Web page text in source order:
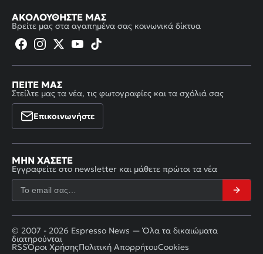
ΑΚΟΛΟΥΘΉΣΤΕ ΜΑΣ
Βρείτε μας στα αγαπημένα σας κοινωνικά δίκτυα
ΠΕΊΤΕ ΜΑΣ
Στείλτε μας τα νέα, τις φωτογραφίες και τα σχόλιά σας
Επικοινωνήστε
ΜΗΝ ΧΆΣΕΤΕ
Εγγραφείτε στο newsletter και μάθετε πρώτοι τα νέα
© 2007 - 2026 Espresso News — Όλα τα δικαιώματα
διατηρούνται
RSSΌροι ΧρήσηςΠολιτική ΑπορρήτουCookies